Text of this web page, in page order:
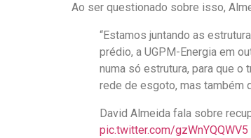
Ao ser questionado sobre isso,
“Estamos juntando as
prédio, a UGPM-Energia em
numa só estrutura, para que o
rede de esgoto, mas também
David Almeida fala sobre
pic.twitter.com/gzWnYQQWV5